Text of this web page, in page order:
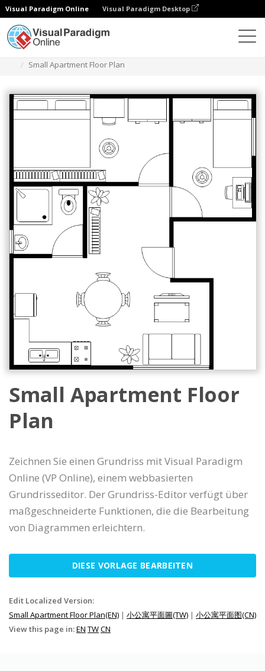
Visual Paradigm Online Visual Paradigm Desktop
Small Apartment Floor Plan
Small Apartment Floor
Plan
Zeichnen Sie einen Grundriss mit Visual Paradigm
Online (VP Online), einem webbasierten
Grundrisseditor. Der Grundriss-Editor verfügt über
maßgeschneiderte Funktionen, die die Bearbeitung
von Diagrammen erleichtern.
DIESE VORLAGE BEARBEITEN
Edit Localized Version:
Small Apartment Floor Plan(EN) | 小公寓平面圖(TW) | 小公寓平面图(CN)
View this page in:EN TWCN